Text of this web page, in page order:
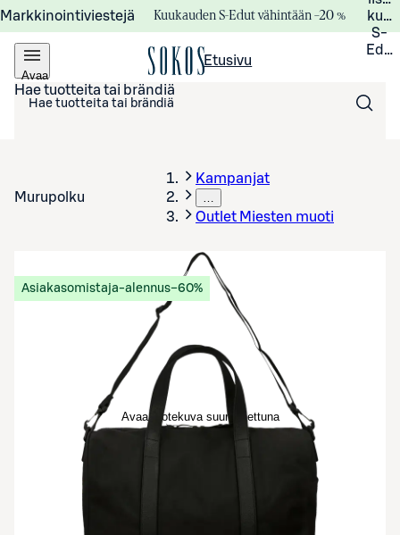
Markkinointiviestejä Kuukauden S-Edut vähintään –20 %
S-
Avaa
valikko
Etusivu
Hae tuotteita tai brändiä
Murupolku
Kampanjat
…
Outlet Miesten muoti
Avaa tuotekuva suurennettuna
Asiakasomistaja-alennus−60%